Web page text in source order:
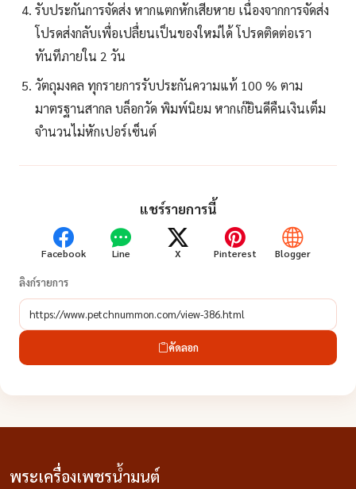
รับประกันการจัดส่ง หากแตกหักเสียหาย เนื่องจากการจัดส่ง
โปรดส่งกลับเพื่อเปลื่ยนเป็นของใหม่ได้ โปรดติดต่อเรา
ทันทีภายใน 2 วัน
วัตถุมงคล ทุกรายการรับประกันความแท้ 100 % ตาม
มาตรฐานสากล บล็อกวัด พิมพ์นิยม หากเก๊ยินดีคืนเงินเต็ม
จำนวนไม่หักเปอร์เซ็นต์
แชร์รายการนี้
Facebook Line X Pinterest Blogger
ลิงก์รายการ
คัดลอก
พระเครื่องเพชรน้ำมนต์